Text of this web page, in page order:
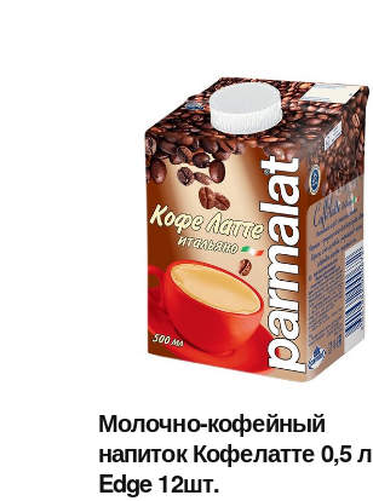
Молочно-кофейный
напиток Кофелатте 0,5 л
Edge 12шт.